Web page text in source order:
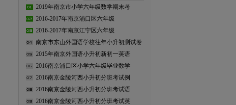
2019年南京市小学六年级数学期末考
2016-2017年南京浦口区六年级
2016-2017年南京江宁区六年级
南京市东山外国语学校往年小升初测试卷
2015年南京外国语小升初新初一英语
2016南京浦口区小学六年级毕业数学
2016南京金陵河西小升初分班考试例
2016南京金陵河西小升初分班考试语
2016南京金陵河西小升初分班考试英